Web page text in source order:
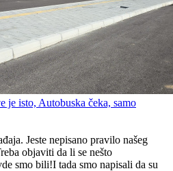
isto, Autobuska čeka, samo
Jeste nepisano pravilo našeg
objaviti da li se nešto
smo bili!I tada smo napisali da su